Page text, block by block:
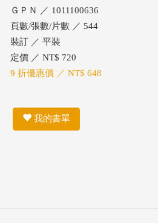
ＧＰＮ ／ 1011100636
頁數/張數/片數 ／ 544
裝訂 ／ 平裝
定價 ／ NT$ 720
9 折優惠價 ／ NT$ 648
我的書單